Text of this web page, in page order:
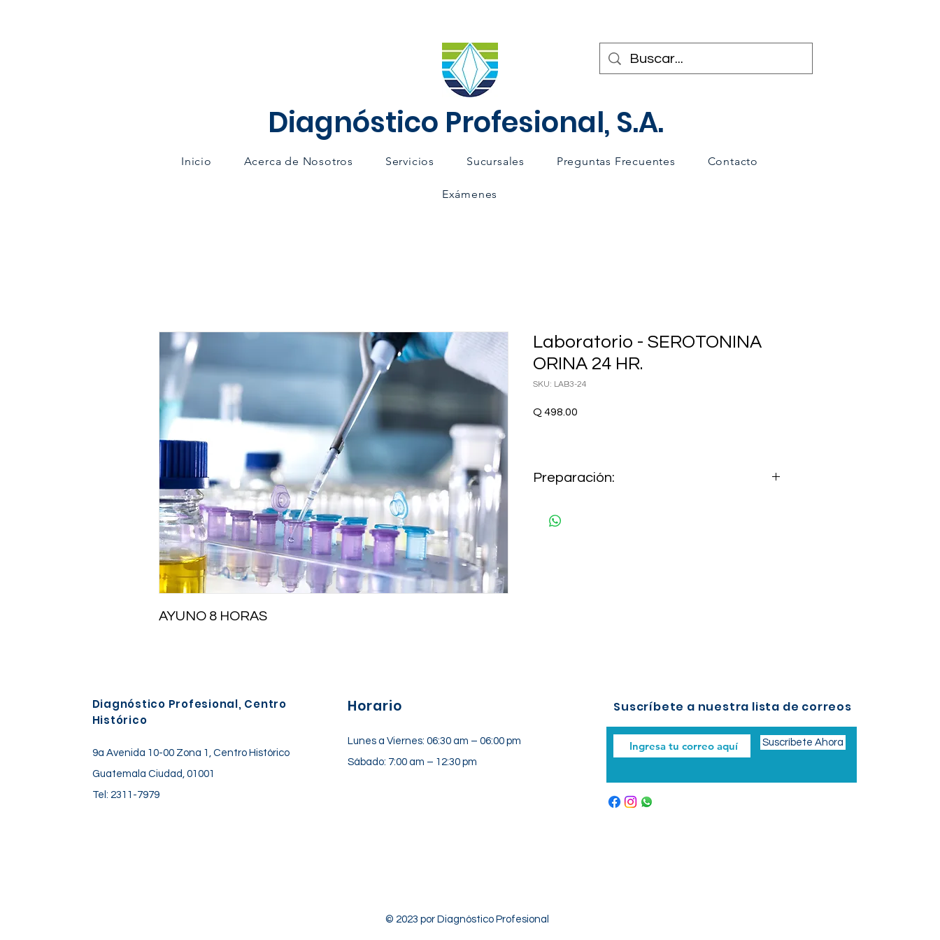
Diagnóstico Profesional, S.A.
Inicio Acerca de Nosotros Servicios Sucursales Preguntas Frecuentes Contacto
Exámenes
AYUNO 8 HORAS
Laboratorio - SEROTONINA
ORINA 24 HR.
SKU: LAB3-24
Q 498.00
Preparación:
Diagnóstico Profesional, Centro
Histórico
9a Avenida 10-00 Zona 1, Centro Histórico
Guatemala Ciudad, 01001
Tel: 2311-7979
Horario
Lunes a Viernes: 06:30 am – 06:00 pm
Sábado: 7:00 am – 12:30 pm
Suscríbete a nuestra lista de correos
Suscríbete Ahora
© 2023 por Diagnóstico Profesional